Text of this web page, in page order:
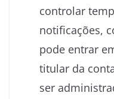
controlar
notificações,
pode entrar
titular da
ser